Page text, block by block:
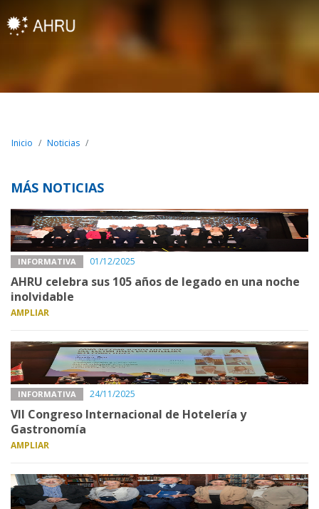
Inicio Noticias
MÁS NOTICIAS
INFORMATIVA 01/12/2025
AHRU celebra sus 105 años de legado en una noche
inolvidable
AMPLIAR
INFORMATIVA 24/11/2025
VII Congreso Internacional de Hotelería y
Gastronomía
AMPLIAR